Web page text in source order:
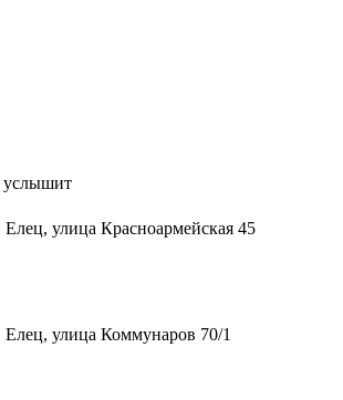
услышит
Елец, улица Красноармейская 45
Елец, улица Коммунаров 70/1